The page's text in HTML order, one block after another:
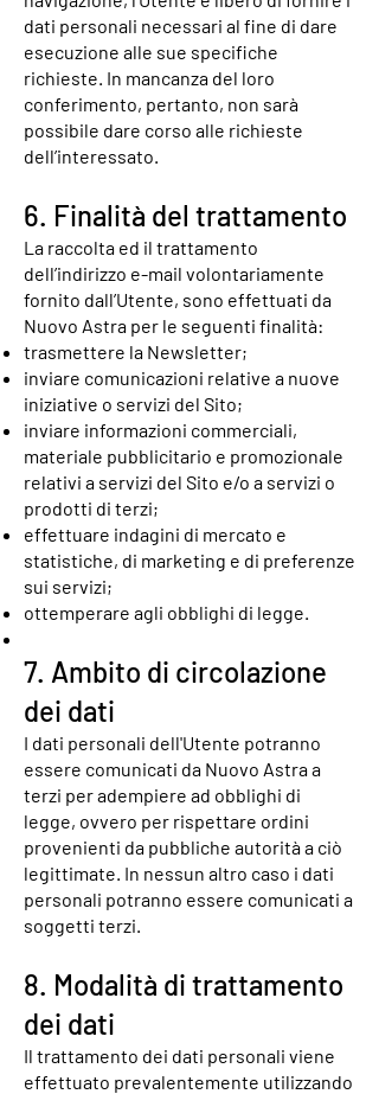
dati personali necessari al fine di dare
esecuzione alle sue specifiche
richieste. In mancanza del loro
conferimento, pertanto, non sarà
possibile dare corso alle richieste
dell’interessato.
6. Finalità del trattamento
La raccolta ed il trattamento
dell’indirizzo e-mail volontariamente
fornito dall’Utente, sono effettuati da
Nuovo Astra per le seguenti finalità:
trasmettere la Newsletter;
inviare comunicazioni relative a nuove
iniziative o servizi del Sito;
inviare informazioni commerciali,
materiale pubblicitario e promozionale
relativi a servizi del Sito e/o a servizi o
prodotti di terzi;
effettuare indagini di mercato e
statistiche, di marketing e di preferenze
sui servizi;
ottemperare agli obblighi di legge.
7. Ambito di circolazione
dei dati
I dati personali dell'Utente potranno
essere comunicati da Nuovo Astra a
terzi per adempiere ad obblighi di
legge, ovvero per rispettare ordini
provenienti da pubbliche autorità a ciò
legittimate. In nessun altro caso i dati
personali potranno essere comunicati a
soggetti terzi.
8. Modalità di trattamento
dei dati
Il trattamento dei dati personali viene
effettuato prevalentemente utilizzando